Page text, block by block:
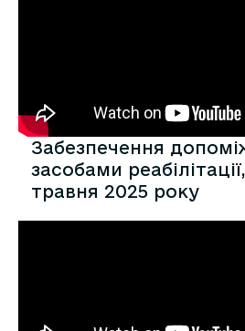
Забезпечення
засобами
травня 2025 року